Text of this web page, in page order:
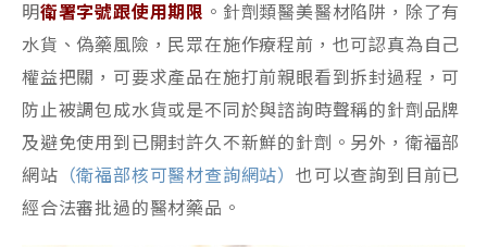
明衛署字號跟使用期限 。針劑類醫美醫材陷阱，除了有
水貨、偽藥風險，民眾在施作療程前，也可認真為自己
權益把關，可要求產品在施打前親眼看到拆封過程，可
防止被調包成水貨或是不同於與諮詢時聲稱的針劑品牌
及避免使用到已開封許久不新鮮的針劑。另外，衛福部
網站 （衛福部核可醫材查詢網站）也可以查詢到目前已
經合法審批過的醫材藥品。